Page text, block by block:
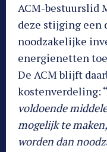
ACM-bestuurslid
deze stijging een
noodzakelijke
energienetten
De ACM blijft
kostenverdeling: “
voldoende
mogelijk te
worden dan